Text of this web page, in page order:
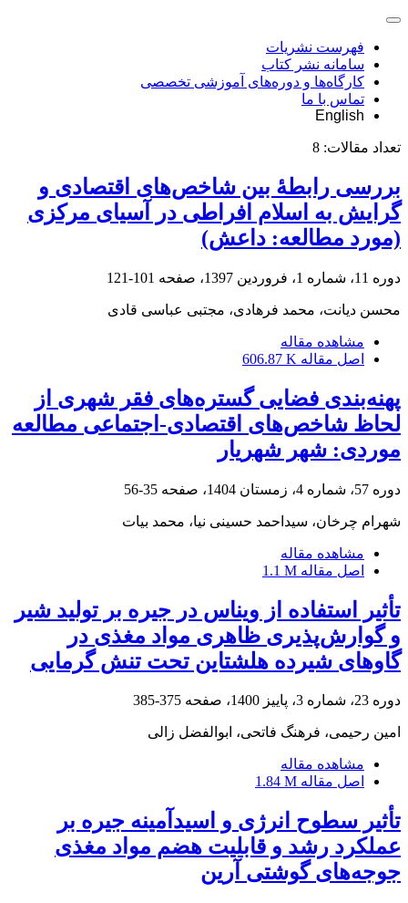
فهرست نشریات
سامانه نشر کتاب
کارگاه‌ها و دوره‌های آموزشی تخصصی
تماس با ما
English
تعداد مقالات: 8
بررسی رابطۀ بین شاخص‌های اقتصادی و
گرایش به‌ اسلام افراطی در آسیای مرکزی
(مورد مطالعه: داعش)
دوره 11، شماره 1، فروردین 1397، صفحه 101-121
محسن دیانت، محمد فرهادی، مجتبی عباسی قادی
مشاهده مقاله
اصل مقاله 606.87 K
پهنه‌بندی فضایی گستره‌های فقر شهری از
لحاظ شاخص‌های اقتصادی-اجتماعی مطالعه
موردی: شهر شهریار
دوره 57، شماره 4، زمستان 1404، صفحه 35-56
شهرام چرخان، سیداحمد حسینی نیا، محمد بیات
مشاهده مقاله
اصل مقاله 1.1 M
تأثیر استفاده از ویناس در جیره بر تولید شیر
و گوارش‌پذیری ظاهری مواد مغذی در
گاوهای شیرده هلشتاین تحت تنش گرمایی
دوره 23، شماره 3، پاییز 1400، صفحه 375-385
امین رحیمی، فرهنگ فاتحی، ابوالفضل زالی
مشاهده مقاله
اصل مقاله 1.84 M
تأثیر سطوح انرژی و اسیدآمینه جیره بر
عملکرد رشد و قابلیت هضم مواد مغذی
جوجه‌های گوشتی آرین